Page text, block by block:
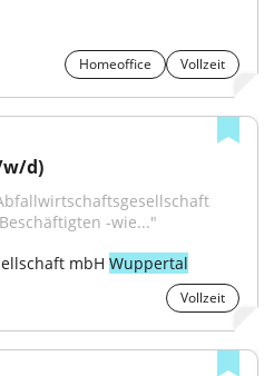
Homeoffice Vollzeit
d)
-wie..."
mbH Wuppertal
Vollzeit